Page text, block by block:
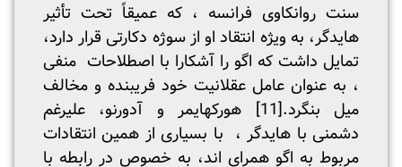
سنت روانکاوی فرانسه ، که عمیقاً تحت تأثیر
هایدگر، به ویژه انتقاد او از سوژه دکارتی قرار دارد،
تمایل داشت که اگو را آشکارا با اصطلاحات منفی
، به عنوان عامل عقلانیت خود فریبنده و مخالف
میل بنگرد.[11]
هورکهایمر و آدورنو، علیرغم
دشمنی با هایدگر ، با بسیاری از همین انتقادات
مربوط به اگو هم­رای اند، به خصوص در رابطه با